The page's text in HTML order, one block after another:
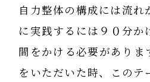
自力整体の構成には流れ
に実践するには９０分か
間をかける必要がありま
をいただいた時、このテ